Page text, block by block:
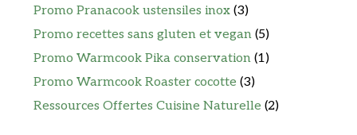
Promo Pranacook ustensiles inox (3)
Promo recettes sans gluten et vegan (5)
Promo Warmcook Pika conservation (1)
Promo Warmcook Roaster cocotte (3)
Ressources Offertes Cuisine Naturelle (2)